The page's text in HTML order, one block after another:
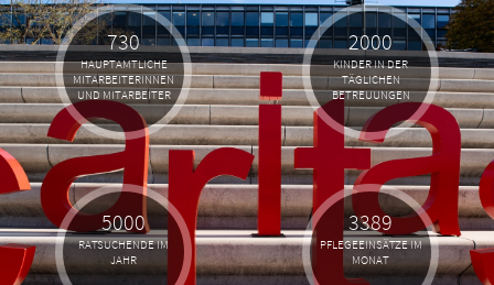
730
HAUPTAMTLICHE
MITARBEITERINNEN
UND MITARBEITER
2000
KINDER IN DER
TÄGLICHEN
BETREUUNGEN
5000
RATSUCHENDE IM
JAHR
3389
PFLEGEEINSÄTZE IM
MONAT